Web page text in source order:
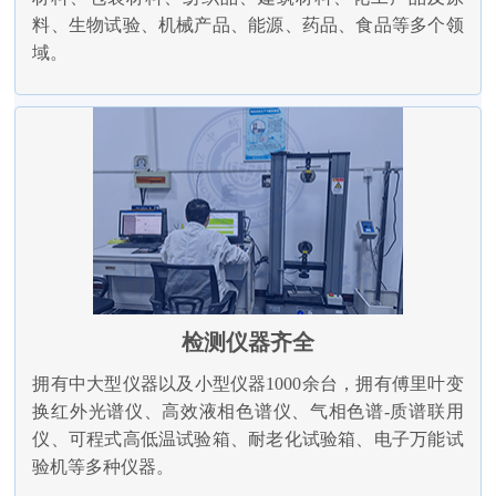
料、生物试验、机械产品、能源、药品、食品等多个领
域。
检测仪器齐全
拥有中大型仪器以及小型仪器1000余台，拥有傅里叶变
换红外光谱仪、高效液相色谱仪、气相色谱-质谱联用
仪、可程式高低温试验箱、耐老化试验箱、电子万能试
验机等多种仪器。